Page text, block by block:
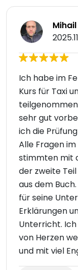
Ich habe im
Kurs für Taxi
sehr gut
ich die
Alle Fragen
stimmten mit
der zweite
aus dem
für seine
Erklärungen
Unterricht. Ich
von Herzen
und mit viel